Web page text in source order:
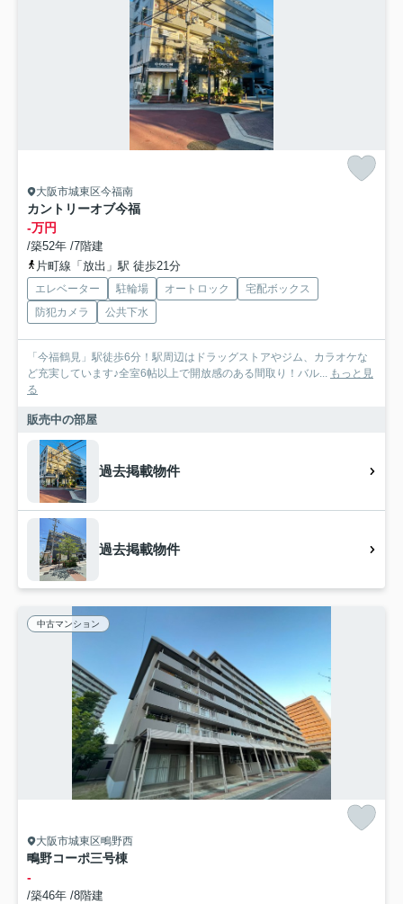
大阪市城東区今福南
カントリーオブ今福
-万円
/築52年 /7階建
片町線「放出」駅 徒歩21分
エレベーター 駐輪場 オートロック
宅配ボックス
防犯カメラ
公共下水
「今福鶴見」駅徒歩6分！駅周辺はドラッグストアやジム、カラオケな
ど充実しています♪全室6帖以上で開放感のある間取り！バル... もっと見
る
販売中の部屋
過去掲載物件
過去掲載物件
中古マンション
大阪市城東区鴫野西
鴫野コーポ三号棟
-
/築46年 /8階建